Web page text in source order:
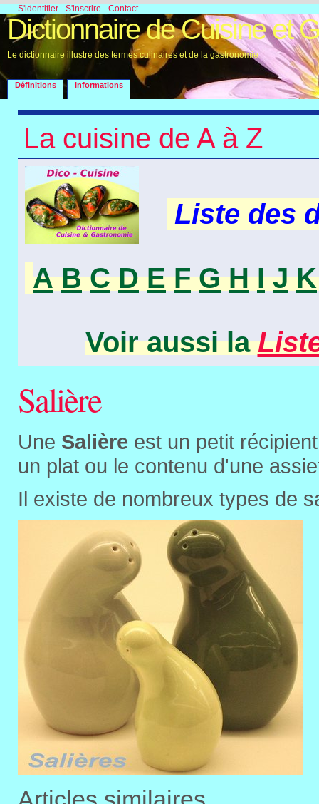
S'identifier - S'inscrire - Contact
Dictionnaire de Cuisine et
Le dictionnaire illustré des termes culinaires et de la gastronomie
Définitions Informations
La cuisine de A à Z
Liste des
A B C D E F G H I J K
Voir aussi la
Salière
Une Salière est un petit
un plat ou le contenu d'une
Il existe de nombreux types de